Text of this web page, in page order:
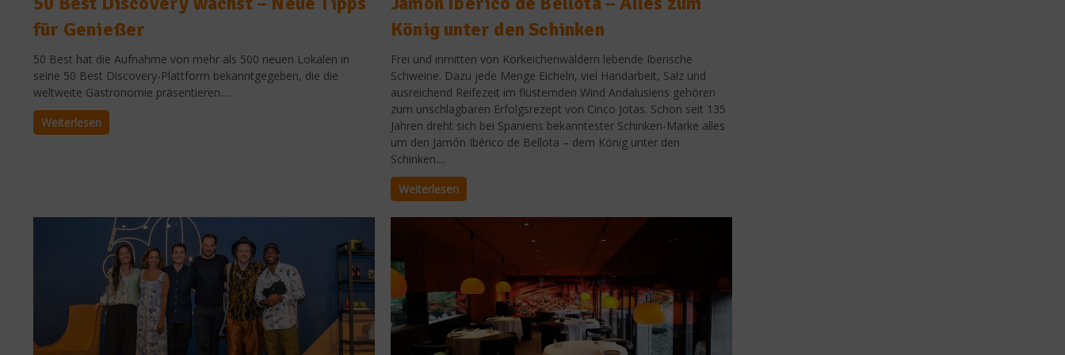
für Genießer
50 Best hat die Aufnahme von mehr als 500 neuen Lokalen in
seine 50 Best Discovery-Plattform bekanntgegeben, die die
weltweite Gastronomie präsentieren....
Weiterlesen
König unter den Schinken
Frei und inmitten von Korkeichenwäldern lebende Iberische
Schweine. Dazu jede Menge Eicheln, viel Handarbeit, Salz und
ausreichend Reifezeit im flüsternden Wind Andalusiens gehören
zum unschlagbaren Erfolgsrezept von Cinco Jotas. Schon seit 135
Jahren dreht sich bei Spaniens bekanntester Schinken-Marke alles
um den Jamón Ibérico de Bellota – dem König unter den
Schinken....
Weiterlesen